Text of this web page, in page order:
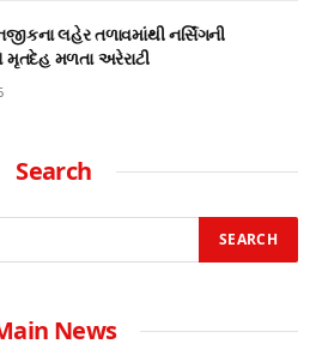
લહેર તળાવમાંથી નર્સિંગની
મૃતદેહ મળતા અરેરાટી
Search
News